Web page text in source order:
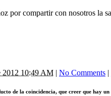
por compartir con nosotros la
2012 10:49 AM | No Comments |
de la coincidencia, que creer que hay